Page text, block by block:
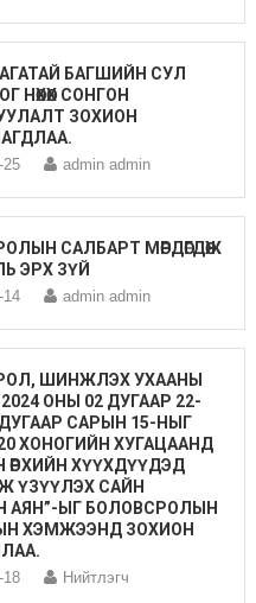
БАГШИЙН СУЛ
НӨХӨХ СОНГОН
ЗОХИОН
25 admin admin
САЛБАРТ МӨРДӨГДӨЖ
ЭРХ ЗҮЙ
14 admin admin
ШИНЖЛЭХ УХААНЫ
ОНЫ 02 ДУГААР 22-
САРЫН 15-НЫГ
ХОНОГИЙН ХУГАЦААНД
ӨРХИЙН ХҮҮХДҮҮДЭД
ҮЗҮҮЛЭХ САЙН
АЯН”-ЫГ БОЛОВСРОЛЫН
ХЭМЖЭЭНД ЗОХИОН
18 Нийтлэгч